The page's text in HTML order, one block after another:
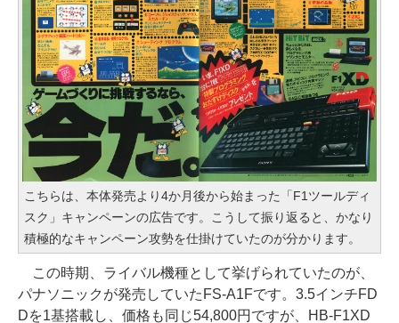
こちらは、本体発売より4か月後から始まった「F1ツールディ
スク」キャンペーンの広告です。こうして振り返ると、かなり
積極的なキャンペーン攻勢を仕掛けていたのが分かります。
この時期、ライバル機種として挙げられていたのが、
パナソニックが発売していたFS-A1Fです。3.5インチFD
Dを1基搭載し、価格も同じ54,800円ですが、HB-F1XD